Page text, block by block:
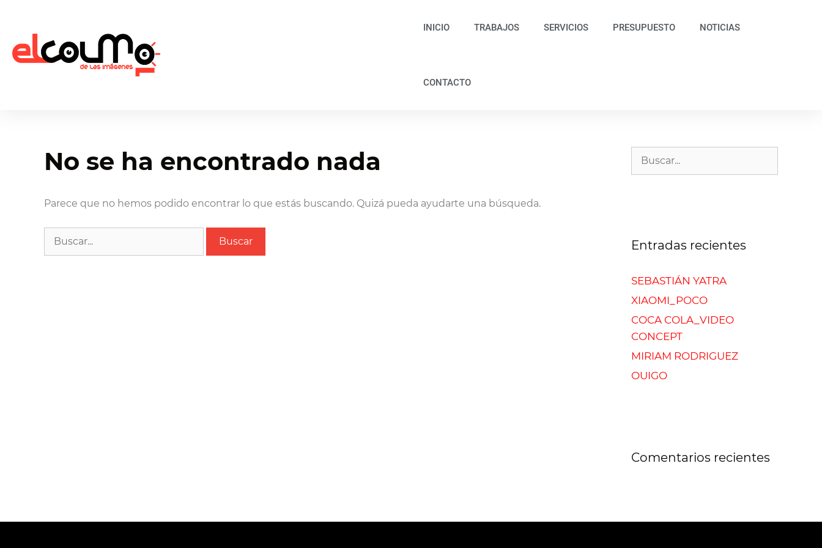
INICIO TRABAJOS SERVICIOS PRESUPUESTO NOTICIAS
CONTACTO
No se ha encontrado nada
Parece que no hemos podido encontrar lo que estás buscando. Quizá pueda ayudarte una búsqueda.
Entradas recientes
SEBASTIÁN YATRA
XIAOMI_POCO
COCA COLA_VIDEO
CONCEPT
MIRIAM RODRIGUEZ
OUIGO
Comentarios recientes